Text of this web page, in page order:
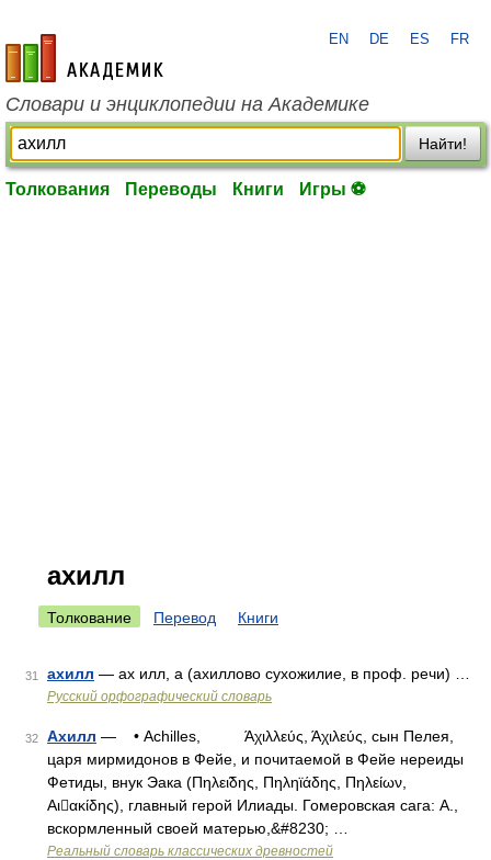
academic.ru
EN DE ES FR
Словари и энциклопедии на Академике
Найти!
Толкования Переводы Книги Игры ⚽
ахилл
Толкование Перевод Книги
31 ахилл — ах илл, а (ахиллово сухожилие, в проф. речи) …
Русский орфографический словарь
32 Ахилл — • Achilles, Άχιλλεύς, Άχιλεύς, сын Пелея,
царя мирмидонов в Фейе, и почитаемой в Фейе нереиды
Фетиды, внук Эака (Πηλει̃δης, Πηληϊάδης, Πηλείων,
Αιακίδης), главный герой Илиады. Гомеровская сага: А.,
вскормленный своей матерью,&#8230; …
Реальный словарь классических древностей